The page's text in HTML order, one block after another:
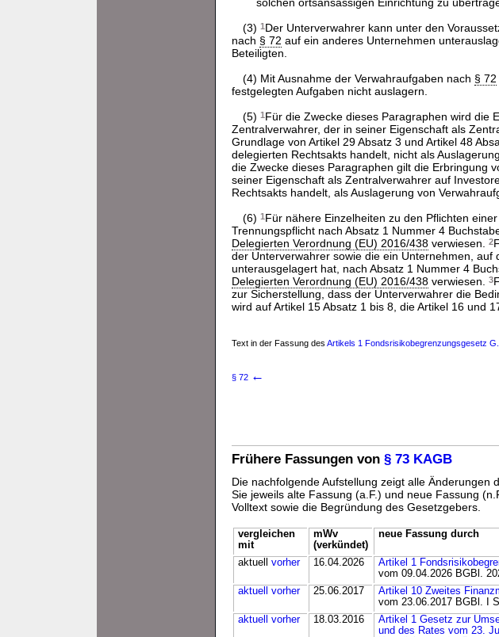
(3) 1Der Unterverwahrer kann unter den
nach § 72 auf ein anderes Unternehmen
Beteiligten.
(4) Mit Ausnahme der Verwahraufgaben nach § 72
festgelegten Aufgaben nicht auslagern.
(5) 1Für die Zwecke dieses Paragraphen wird die
Zentralverwahrer, der in seiner Eigenschaft als
Grundlage von Artikel 29 Absatz 3 und Artikel 48
delegierten Rechtsakts handelt, nicht als
die Zwecke dieses Paragraphen gilt die Erbringung
seiner Eigenschaft als Zentralverwahrer auf
Rechtsakts handelt, als Auslagerung von
(6) 1Für nähere Einzelheiten zu den Pflichten
Trennungspflicht nach Absatz 1 Nummer 4
Delegierten Verordnung (EU) 2016/438 verwiesen. 2
der Unterverwahrer sowie die ein Unternehmen,
unterausgelagert hat, nach Absatz 1 Nummer 4
Delegierten Verordnung (EU) 2016/438 verwiesen. 3
zur Sicherstellung, dass der Unterverwahrer die
wird auf Artikel 15 Absatz 1 bis 8, die Artikel 16 und
Text in der Fassung des Artikels 1 Fondsrisikobegrenzungsgesetz
§ 72 ←
Frühere Fassungen von § 73 KAGB
Die nachfolgende Aufstellung zeigt alle Änderungen
Sie jeweils alte Fassung (a.F.) und neue Fassung
Volltext sowie die Begründung des Gesetzgebers.
vergleichen
mit
mWv
(verkündet)
neue Fassung durch
aktuell vorher 16.04.2026
Artikel 1
vom 09.04.2026 BGBl.
aktuell
vorher 25.06.2017
Artikel 10 Zweites
vom 23.06.2017 BGBl. I
aktuell
vorher 18.03.2016
Artikel 1 Gesetz zur
und des Rates vom 23.